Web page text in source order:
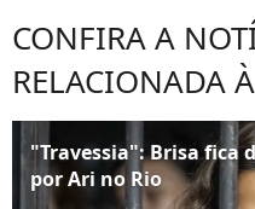
CONFIRA A
RELACIONADA
"Travessia": Brisa fica
por Ari no Rio